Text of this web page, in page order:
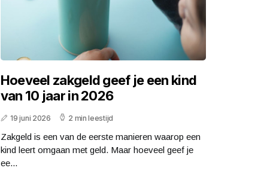
Hoeveel zakgeld geef je een kind
van 10 jaar in 2026
19 juni 2026 2 min leestijd
Zakgeld is een van de eerste manieren waarop een
kind leert omgaan met geld. Maar hoeveel geef je
ee...